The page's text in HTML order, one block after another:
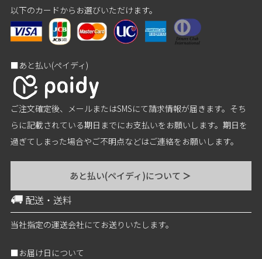
以下のカードからお選びいただけます。
■あと払い(ペイディ)
ご注文確定後、メールまたはSMSにて請求情報が届きます。そち
らに記載されている期日までにお支払いをお願いします。期日を
過ぎてしまった場合やご不明点などはご連絡をお願いします。
あと払い(ペイディ)について ＞
配送・送料
当社指定の運送会社にてお送りいたします。
■お届け日について